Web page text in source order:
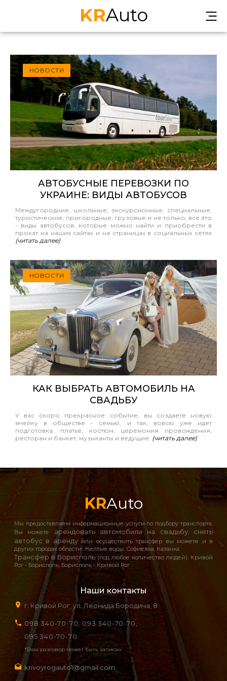
KRAuto
НОВОСТИ
АВТОБУСНЫЕ ПЕРЕВОЗКИ ПО
УКРАИНЕ: ВИДЫ АВТОБУСОВ
Междугородние, школьные, экскурсионные, специальные,
туристические, пригородные, грузовые и не только, все это
- виды автобусов, которые можно найти и приобрести в
прокат на наших сайтах и на страницах в социальных сетях
(читать далее)
НОВОСТИ
КАК ВЫБРАТЬ АВТОМОБИЛЬ НА
СВАДЬБУ
У вас скоро прекрасное событие, вы создаете новую
ячейку в обществе - семью, и так, вовсю уже идет
подготовка: платье, костюм, церемония провождения,
ресторан и банкет, музыканты и ведущие. (читать далее)
KRAuto
Мы предоставляем информационные услуги по подбору транспорта.
Вы можете арендовать автомобили на свадьбу, снять
автобус в арендуили осуществить трансфер вы можете и в
других городах области: Желтые воды, Софиевка, Казанка.
Трансфер в Борисполь (под любое количество людей). Кривой
Рог - Борисполь, Борисполь - Кривой Рог.
Наши контакты
г. Кривой Рог, ул. Леонида Бородича, 8
098 340-70-70,
093 340-70-70,
095 340-70-70
*Ваш разговор может быть записан
krivoyrogauto1@gmail.com